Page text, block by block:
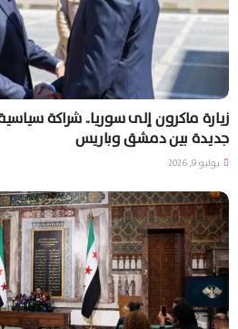
زيارة ماكرون إلى سوريا.. شراكة
جديدة بين دمشق وباريس
يوليو 9, 2026